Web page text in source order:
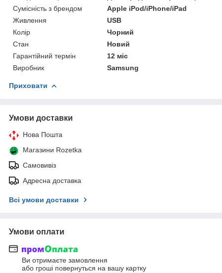
Сумісність з брендом
Apple iPod/iPhone/iPad
Живлення
USB
Колір
Чорний
Стан
Новий
Гарантійний термін
12 міс
Виробник
Samsung
Приховати
Умови доставки
Нова Пошта
Магазини Rozetka
Самовивіз
Адресна доставка
Всі умови доставки
Умови оплати
Ви отримаєте замовлення
або гроші повернуться на вашу картку